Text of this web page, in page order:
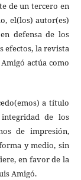
de un tercero en
el(los) autor(es)
defensa de los
efectos, la revista
actúa como
a título
de los
de impresión,
y medio, sin
en favor de la
Amigó.